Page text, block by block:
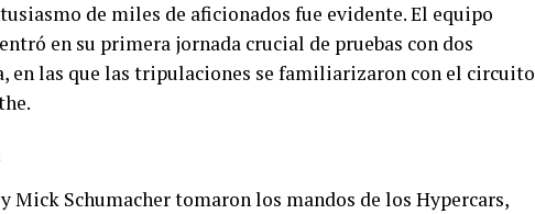
de miles de aficionados fue evidente. El equipo
en su primera jornada crucial de pruebas con dos
en las que las tripulaciones se familiarizaron con el circuito
Mick Schumacher tomaron los mandos de los Hypercars,